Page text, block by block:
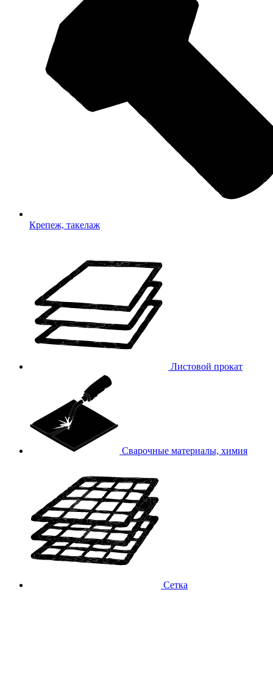
Крепеж, такелаж
Листовой прокат
Сварочные материалы, химия
Сетка